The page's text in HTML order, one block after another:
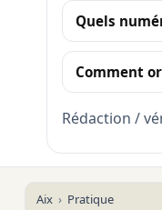
Quels
Comment
Rédaction /
Aix Pratique